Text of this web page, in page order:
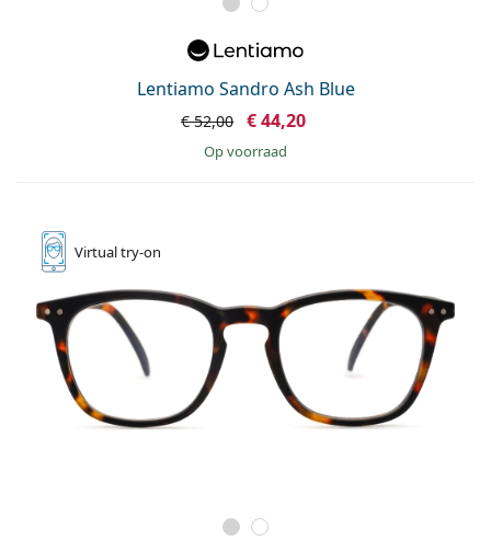
Lentiamo Sandro Ash Blue
€ 52,00 € 44,20
op voorraad
Virtualtry-on